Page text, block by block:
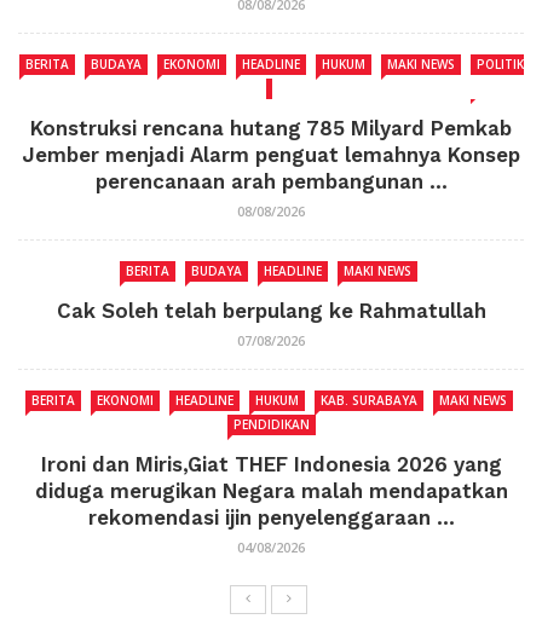
08/08/2026
BERITA BUDAYA EKONOMI HEADLINE HUKUM MAKI NEWS POLITIK
Konstruksi rencana hutang 785 Milyard Pemkab
Jember menjadi Alarm penguat lemahnya Konsep
perencanaan arah pembangunan ...
08/08/2026
BERITA BUDAYA HEADLINE MAKI NEWS
Cak Soleh telah berpulang ke Rahmatullah
07/08/2026
BERITA EKONOMI HEADLINE HUKUM KAB. SURABAYA
MAKI NEWS
PENDIDIKAN
Ironi dan Miris,Giat THEF Indonesia 2026 yang
diduga merugikan Negara malah mendapatkan
rekomendasi ijin penyelenggaraan ...
04/08/2026